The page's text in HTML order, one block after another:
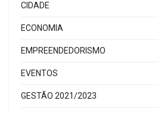
CIDADE
ECONOMIA
EMPREENDEDORISMO
EVENTOS
GESTÃO 2021/2023